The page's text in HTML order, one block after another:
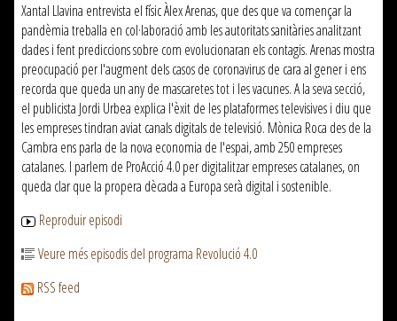
Xantal Llavina entrevista el físic Àlex Arenas, que des que va començar la
pandèmia treballa en col·laboració amb les autoritats sanitàries analitzant
dades i fent prediccions sobre com evolucionaran els contagis. Arenas mostra
preocupació per l'augment dels casos de coronavirus de cara al gener i ens
recorda que queda un any de mascaretes tot i les vacunes. A la seva secció,
el publicista Jordi Urbea explica l'èxit de les plataformes televisives i diu que
les empreses tindran aviat canals digitals de televisió. Mònica Roca des de la
Cambra ens parla de la nova economia de l'espai, amb 250 empreses
catalanes. I parlem de ProAcció 4.0 per digitalitzar empreses catalanes, on
queda clar que la propera dècada a Europa serà digital i sostenible.
Reproduir episodi
Veure més episodis del programa Revolució 4.0
RSS feed